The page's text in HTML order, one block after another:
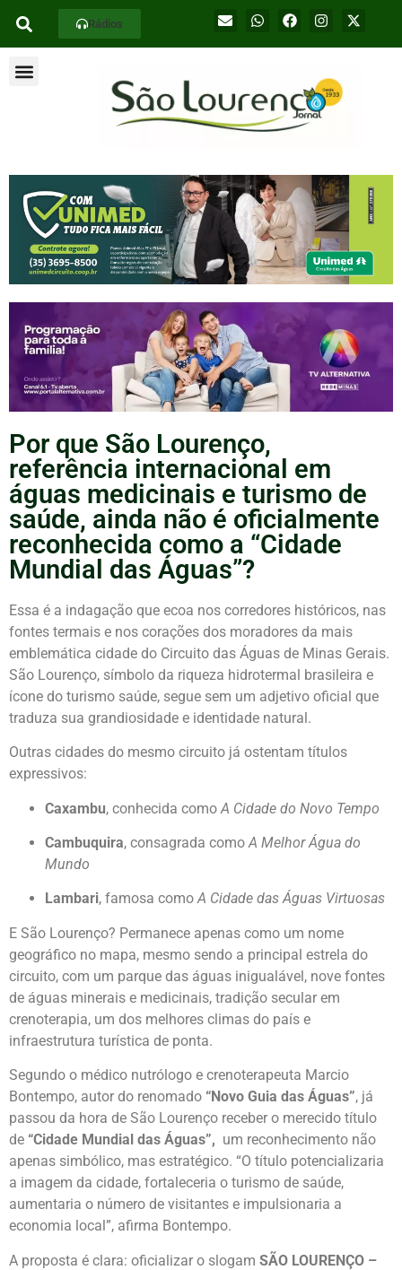
Rádios
Por que São Lourenço,
referência internacional em
águas medicinais e turismo de
saúde, ainda não é oficialmente
reconhecida como a “Cidade
Mundial das Águas”?
Essa é a indagação que ecoa nos corredores históricos, nas
fontes termais e nos corações dos moradores da mais
emblemática cidade do Circuito das Águas de Minas Gerais.
São Lourenço, símbolo da riqueza hidrotermal brasileira e
ícone do turismo saúde, segue sem um adjetivo oficial que
traduza sua grandiosidade e identidade natural.
Outras cidades do mesmo circuito já ostentam títulos
expressivos:
Caxambu, conhecida como A Cidade do Novo Tempo
Cambuquira, consagrada comoA Melhor Água do
Mundo
Lambari, famosa comoA Cidade das Águas Virtuosas
E São Lourenço? Permanece apenas como um nome
geográfico no mapa, mesmo sendo a principal estrela do
circuito, com um parque das águas inigualável, nove fontes
de águas minerais e medicinais, tradição secular em
crenoterapia, um dos melhores climas do país e
infraestrutura turística de ponta.
Segundo o médico nutrólogo e crenoterapeuta Marcio
Bontempo, autor do renomado “Novo Guia das Águas”, já
passou da hora de São Lourenço receber o merecido título
de “Cidade Mundial das Águas”, um reconhecimento não
apenas simbólico, mas estratégico. “O título potencializaria
a imagem da cidade, fortaleceria o turismo de saúde,
aumentaria o número de visitantes e impulsionaria a
economia local”, afirma Bontempo.
A proposta é clara: oficializar o slogam SÃO LOURENÇO –